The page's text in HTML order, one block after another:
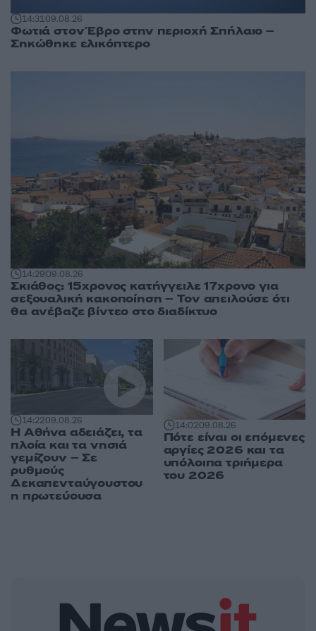
14:3109.08.26
Φωτιά στον Έβρο στην περιοχή Σπήλαιο –
Σηκώθηκε ελικόπτερο
14:2909.08.26
Σκιάθος: 15χρονος κατήγγειλε 17χρονο για
σεξουαλική κακοποίηση – Τον απειλούσε ότι
θα ανέβαζε βίντεο στο διαδίκτυο
14:2209.08.26
Η Αθήνα αδειάζει, τα
πλοία και τα νησιά
γεμίζουν – Σε
ρυθμούς
Δεκαπενταύγουστου
η πρωτεύουσα
14:0209.08.26
Πότε είναι οι επόμενες
αργίες 2026 και τα
υπόλοιπα τριήμερα
του 2026